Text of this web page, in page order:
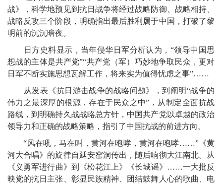
战》，科学地预见到抗日战争将经过战略防御、战略相持、
战略反攻三个阶段，明确指出最后胜利属于中国，打破了黎
明前的沉沉暗夜。
日方史料显示，当年侵华日军分析认为，“领导中国思
想战的主体是共产党”“共产党（军）巧妙地争取民众，更对
日军不断实施思想瓦解工作，将来实为值得忧虑之事”……
从发表《抗日游击战争的战略问题》，到阐明“战争的
伟力之最深厚的根源，存在于民众之中”，从制定全面抗战
路线，到明确持久战战略总方针，中国共产党以卓越的政治
领导力和正确的战略策略，指引了中国抗战的前进方向。
“风在吼，马在叫，黄河在咆哮，黄河在咆哮……”《黄
河大合唱》的旋律自延安窑洞传出，随后响彻大江南北。从
《义勇军进行曲》到《松花江上》《长城谣》……一大批反
映党的抗日主张、彰显民族精神、团结鼓舞人心的歌曲、电